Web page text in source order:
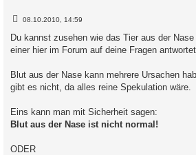
B
t
r
08.10.2010, 14:59
Du kannst zusehen wie das Tier aus der
einer hier im Forum auf deine Fragen antwortet.
Blut aus der Nase kann mehrere Ursachen
gibt es nicht, da alles reine Spekulation wäre.
Eins kann man mit Sicherheit sagen:
Blut aus der Nase ist nicht normal!
ODER